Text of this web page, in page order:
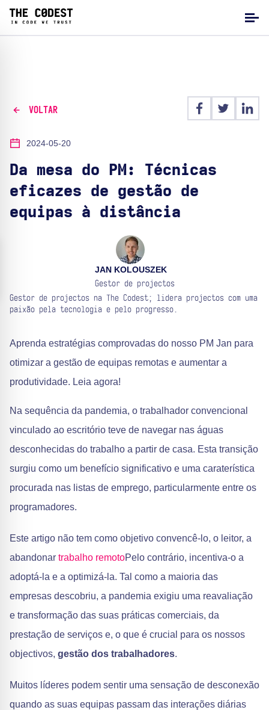
VOLTAR
2024-05-20
Da mesa do PM: Técnicas
eficazes de gestão de
equipas à distância
JAN KOLOUSZEK
Gestor de projectos
Gestor de projectos na The Codest; lidera projectos com uma
paixão pela tecnologia e pelo progresso.
Aprenda estratégias comprovadas do nosso PM Jan para
otimizar a gestão de equipas remotas e aumentar a
produtividade. Leia agora!
Na sequência da pandemia, o trabalhador convencional
vinculado ao escritório teve de navegar nas águas
desconhecidas do trabalho a partir de casa. Esta transição
surgiu como um benefício significativo e uma caraterística
procurada nas listas de emprego, particularmente entre os
programadores.
Este artigo não tem como objetivo convencê-lo, o leitor, a
abandonar trabalho remotoPelo contrário, incentiva-o a
adoptá-la e a optimizá-la. Tal como a maioria das
empresas descobriu, a pandemia exigiu uma reavaliação
e transformação das suas práticas comerciais, da
prestação de serviços e, o que é crucial para os nossos
objectivos, gestão dos trabalhadores.
Muitos líderes podem sentir uma sensação de desconexão
quando as suas equipas passam das interações diárias